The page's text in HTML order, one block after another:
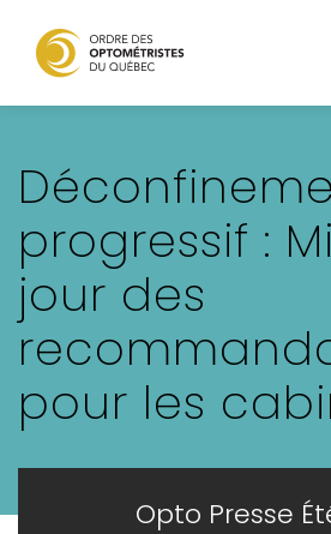
contenu
progressif :
jour des
pour les
Opto Presse